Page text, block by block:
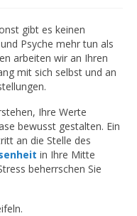
gibt es keinen
Psyche mehr tun als
arbeiten wir an Ihren
mit sich selbst und an
Ihre Werte
bewusst gestalten. Ein
an die Stelle des
in Ihre Mitte
beherrschen Sie